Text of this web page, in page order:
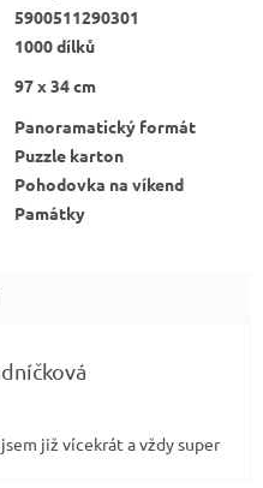
5900511290301
1000 dílků
97 x 34 cm
Panoramatický formát
Puzzle karton
Pohodovka na víkend
Památky
je 5 z 5 hvězdiček.
již vícekrát a vždy super